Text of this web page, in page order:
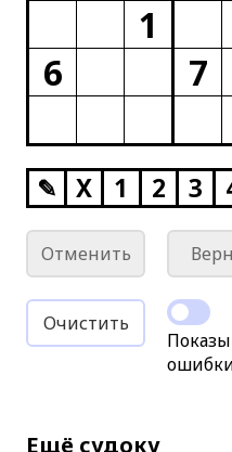
1
6
7
✎ X 1 2 3
Отменить
Очистить
Ещё судоку